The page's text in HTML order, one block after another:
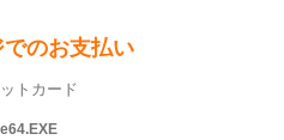
のお支払い
トカード